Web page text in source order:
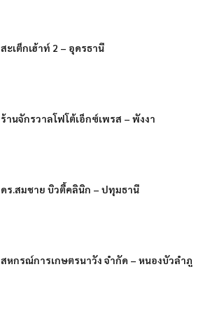
สะเต็กเฮ้าท์ 2 – อุดรธานี
ร้านจักรวาลโฟโต้เอ็กซ์เพรส – พังงา
ดร.สมชาย บิวตี้คลินิก – ปทุมธานี
สหกรณ์การเกษตรนาวัง จำกัด – หนองบัวลำภู